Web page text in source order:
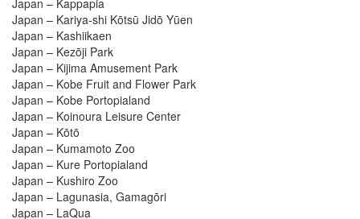
Japan – Kappapia
Japan – Kariya-shi Kōtsū Jidō Yūen
Japan – Kashiikaen
Japan – Kezōji Park
Japan – Kijima Amusement Park
Japan – Kobe Fruit and Flower Park
Japan – Kobe Portopialand
Japan – Koinoura Leisure Center
Japan – Kōtō
Japan – Kumamoto Zoo
Japan – Kure Portopialand
Japan – Kushiro Zoo
Japan – Lagunasia, Gamagōri
Japan – LaQua